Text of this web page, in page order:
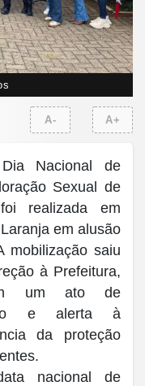
A- A+
Nacional de
Sexual de
realizada em
em alusão
mobilização saiu
à Prefeitura,
um ato de
e alerta à
da proteção
nacional de